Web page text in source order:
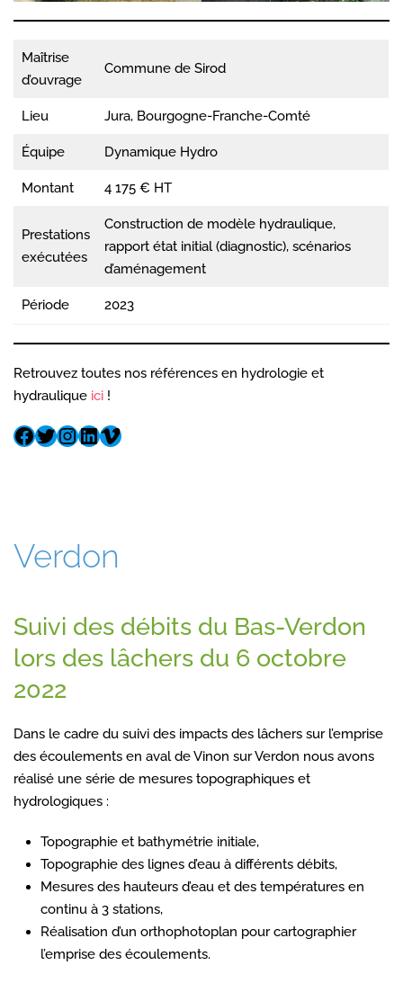
Maîtrise
d’ouvrage
Commune de Sirod
Lieu Jura, Bourgogne-Franche-Comté
Équipe Dynamique Hydro
Montant 4 175 € HT
Prestations
exécutées
Construction de modèle hydraulique,
rapport état initial (diagnostic), scénarios
d’aménagement
Période 2023
Retrouvez toutes nos références en hydrologie et
hydraulique ici !
Verdon
Suivi des débits du Bas-Verdon
lors des lâchers du 6 octobre
2022
Dans le cadre du suivi des impacts des lâchers sur l’emprise
des écoulements en aval de Vinon sur Verdon nous avons
réalisé une série de mesures topographiques et
hydrologiques :
Topographie et bathymétrie initiale,
Topographie des lignes d’eau à différents débits,
Mesures des hauteurs d’eau et des températures en
continu à 3 stations,
Réalisation d’un orthophotoplan pour cartographier
l’emprise des écoulements.